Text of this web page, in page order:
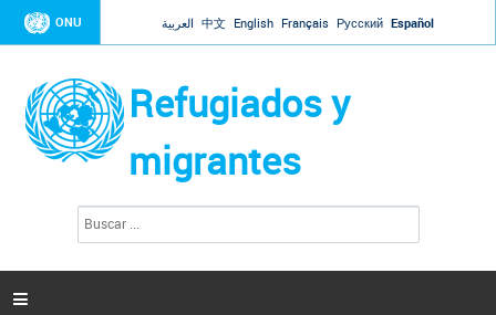
Jump to navigation
ONU العربية 中文 English Français Русский Español
Refugiados y
migrantes
s
